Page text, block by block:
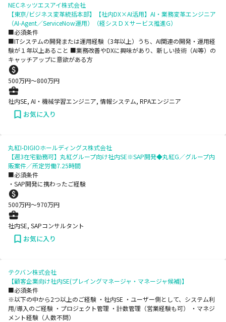
NECネッツエスアイ株式会社
【東京/ビジネス変革統括本部】【社内DX×AI活用】AI・業務変革エンジニア
（AI-Agent／ServiceNow運用）（経シスＤＸサービス推進G）
■必須条件
■ITシステムの開発または運用経験（3年以上）うち、AI関連の開発・運用経
験が１年以上あること ■業務改善やDXに興味があり、新しい技術（AI等）の
キャッチアップに意欲がある方
500万円〜800万円
社内SE, AI・機械学習エンジニア, 情報システム, RPAエンジニア
お気に入り
丸紅I-DIGIOホールディングス株式会社
【週3在宅勤務可】丸紅グループ向け社内SE※SAP開発◆丸紅G／グループ内
販案件／所定労働7.25時間
■必須条件
・SAP開発に携わったご経験
500万円〜970万円
社内SE, SAPコンサルタント
お気に入り
テクバン株式会社
【顧客企業向け社内SE(プレイングマネージャ・マネージャ候補)】
■必須条件
※以下の中から2つ以上のご経験 ・社内SE ・ユーザー側として、システム利
用/導入のご経験 ・プロジェクト管理 ・計数管理（営業経験も可） ・マネジ
メント経験（人数不問）